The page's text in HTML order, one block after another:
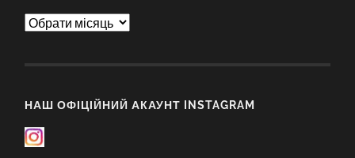
Архіви
НАШ ОФІЦІЙНИЙ АКАУНТ INSTAGRAM